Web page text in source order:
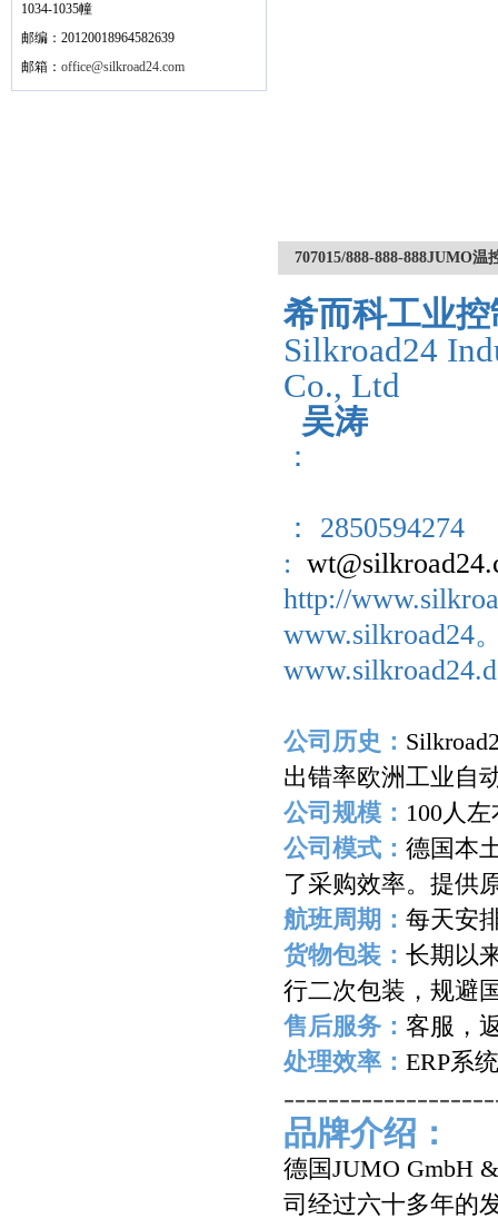
1034-1035幢
邮编：20120018964582639
邮箱： office@silkroad24.com
707015/888-888-888JUMO温
希而科工业
Silkroad24
Co., Ltd
吴涛
：
： 2850594274
:
http://
www.silkroad24
公司历史：
出错率欧洲工业自
公司规模： 100人左
公司模式： 德国本
了采购效率。提供
航班周期： 每天安
货物包装： 长期以
行二次包装，规避
售后服务： 客服，
处理效率： ERP系
品牌介绍：
德国JUMO GmbH
司经过六十多年的